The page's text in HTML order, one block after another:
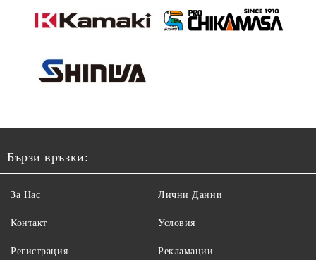
Бързи връзки:
За Нас
Контакт
Регистрация
Лични Данни
Условия
Рекламации